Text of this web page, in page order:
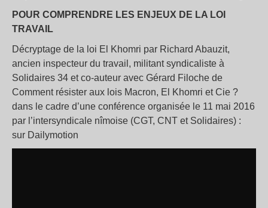
POUR COMPRENDRE LES ENJEUX DE LA LOI
TRAVAIL
Décryptage de la loi El Khomri par Richard Abauzit,
ancien inspecteur du travail, militant syndicaliste à
Solidaires 34 et co-auteur avec Gérard Filoche de
Comment résister aux lois Macron, El Khomri et Cie ?
dans le cadre d’une conférence organisée le 11 mai 2016
par l’intersyndicale nîmoise (CGT, CNT et Solidaires) :
sur Dailymotion